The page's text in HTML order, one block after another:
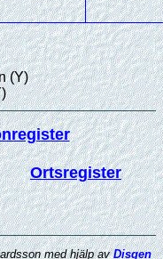
(Y)
Ortsregister
med hjälp avDisgen